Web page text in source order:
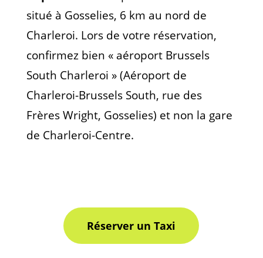
situé à Gosselies, 6 km au nord de
Charleroi. Lors de votre réservation,
confirmez bien « aéroport Brussels
South Charleroi » (Aéroport de
Charleroi-Brussels South, rue des
Frères Wright, Gosselies) et non la gare
de Charleroi-Centre.
Réserver un Taxi